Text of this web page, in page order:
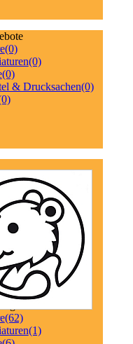
(0)
(0)
(0)
& Drucksachen(0)
(62)
(1)